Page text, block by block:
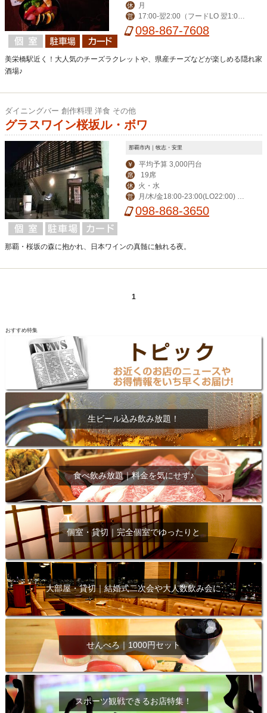
休 月
営
17:00-翌2:00（フードLO 翌1:0
0）098-867-7608
美栄橋駅近く！大人気のチーズラクレットや、県産チーズなどが楽しめる隠れ家
酒場♪
ダイニングバー 創作料理 洋食 その他
グラスワイン桜坂ル・ボワ
那覇市内｜牧志・安里
￥ 平均予算 3,000円台
席 19席
休 火・水
営
月/木/金18:00-23:00(LO22:00) 土/
日/祝15:00-23:00(LO22:00)
098-868-3650
那覇・桜坂の森に抱かれ、日本ワインの真髄に触れる夜。
1
おすすめ特集
生ビール込み飲み放題！
食べ飲み放題｜料金を気にせず♪
個室・貸切｜完全個室でゆったりと
大部屋・貸切｜結婚式二次会や大人数飲み会に
せんべろ｜1000円セット
スポーツ観戦できるお店特集！